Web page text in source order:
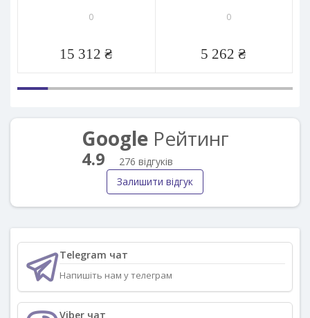
0
15 312 ₴
0
5 262 ₴
GoogleРейтинг
4.9
276 відгуків
Залишити відгук
Telegram чат
Напишіть нам у телеграм
Viber чат